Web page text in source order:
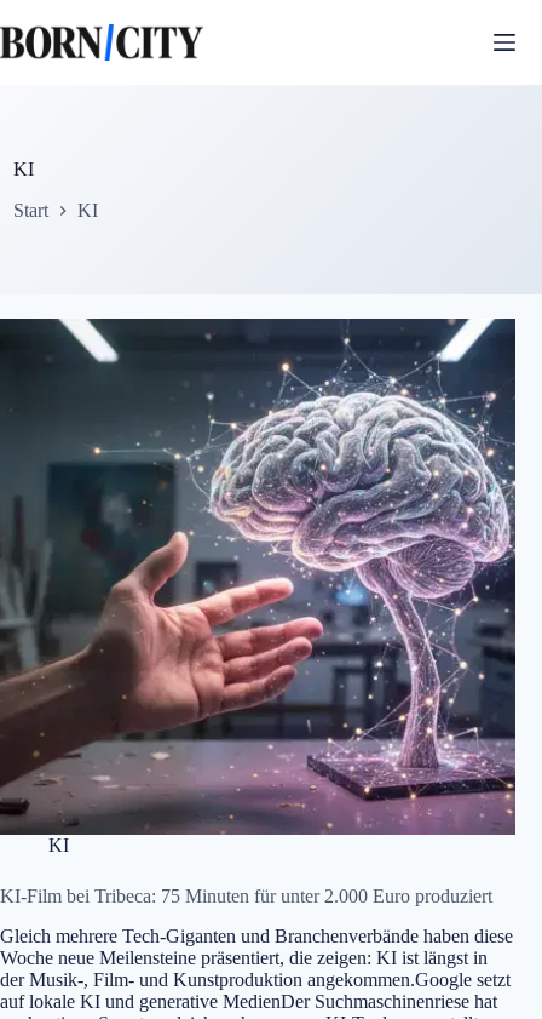
Inhalt
springen
KI
Start KI
KI
KI-Film bei Tribeca: 75 Minuten für unter 2.000 Euro produziert
Gleich mehrere Tech-Giganten und Branchenverbände haben diese
Woche neue Meilensteine präsentiert, die zeigen: KI ist längst in
der Musik-, Film- und Kunstproduktion angekommen.Google setzt
auf lokale KI und generative MedienDer Suchmaschinenriese hat